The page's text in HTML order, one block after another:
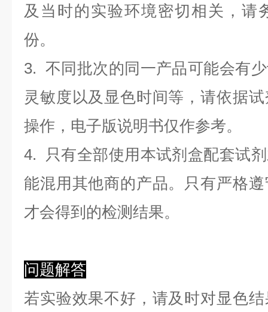
及当时的实验环境密切相关，请
份。
3. 不同批次的同一产品可能会有
灵敏度以及显色时间等，请依据
操作，电子版说明书仅作参考。
4. 只有全部使用本试剂盒配套试
能混用其他商的产品。只有严格
才会得到的检测结果。
问题解答
若实验效果不好，请及时对显色